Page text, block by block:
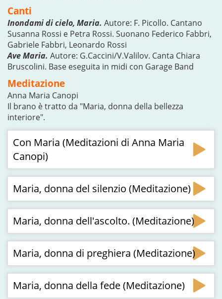
Canti
Inondami di cielo, Maria. Autore: F. Picollo. Cantano
Susanna Rossi e Petra Rossi. Suonano Federico Fabbri,
Gabriele Fabbri, Leonardo Rossi
Ave Maria. Autore: G.Caccini/V.Valilov. Canta Chiara
Bruscolini. Base eseguita in midi con Garage Band
Meditazione
Anna Maria Canopi
Il brano è tratto da "Maria, donna della bellezza
interiore".
Con Maria (Meditazioni di Anna Maria
Canopi)
Maria, donna del silenzio (Meditazione)
Maria, donna dell'ascolto. (Meditazione)
Maria, donna di preghiera (Meditazione)
Maria, donna della fede (Meditazione)